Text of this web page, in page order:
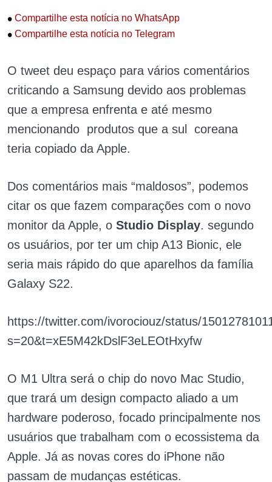
• Compartilhe esta notícia no WhatsApp
• Compartilhe esta notícia no Telegram
O tweet deu espaço para vários comentários
criticando a Samsung devido aos problemas
que a empresa enfrenta e até mesmo
mencionando produtos que a sul coreana
teria copiado da Apple.
Dos comentários mais “maldosos”, podemos
citar os que fazem comparações com o novo
monitor da Apple, o Studio Display. segundo
os usuários, por ter um chip A13 Bionic, ele
seria mais rápido do que aparelhos da família
Galaxy S22.
https://twitter.com/ivorociouz/status/
s=20&t=xE5M42kDslF3eLEOtHxyfw
O M1 Ultra será o chip do novo Mac Studio,
que trará um design compacto aliado a um
hardware poderoso, focado principalmente nos
usuários que trabalham com o ecossistema da
Apple. Já as novas cores do iPhone não
passam de mudanças estéticas.